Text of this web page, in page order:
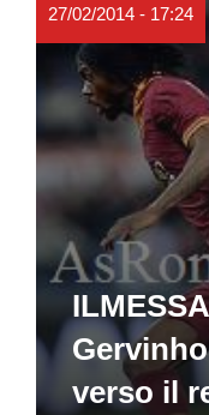
27/02/2014 - 17:24
verso il